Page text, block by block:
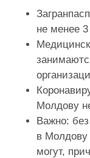
не менее
Молдову
Важно:
в Молдову
могут,